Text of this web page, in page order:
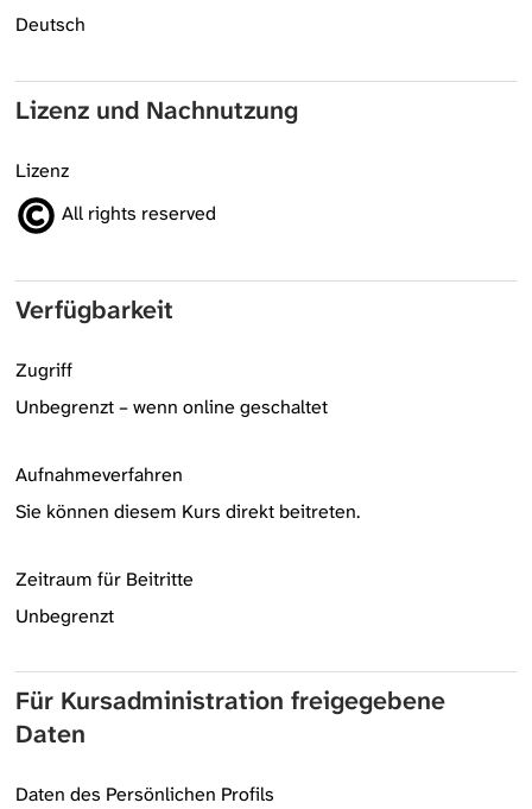
Deutsch
Lizenz und Nachnutzung
Lizenz
All rights reserved
Verfügbarkeit
Zugriff
Unbegrenzt – wenn online geschaltet
Aufnahmeverfahren
Sie können diesem Kurs direkt beitreten.
Zeitraum für Beitritte
Unbegrenzt
Für Kursadministration freigegebene
Daten
Daten des Persönlichen Profils